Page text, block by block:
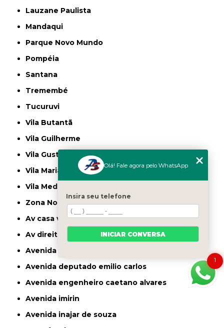
Lauzane Paulista
Mandaqui
Parque Novo Mundo
Pompéia
Santana
Tremembé
Tucuruvi
Vila Butantã
Vila Guilherme
Vila Gustavo
Vila Maria
Vila Medeiros
Zona Norte
av casa verde
av direitos humanos
avenida casa verde
avenida deputado emilio carlos
avenida engenheiro caetano alvares
avenida imirin
avenida inajar de souza
1
Olá! Fale agora pelo WhatsApp
Insira seu telefone
INICIAR CONVERSA